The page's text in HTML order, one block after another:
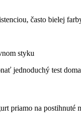
často bielej
styku
jednoduchý test
priamo na